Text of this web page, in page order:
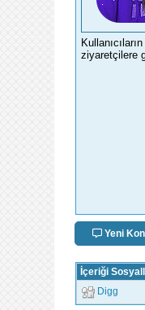
ziyaretçilere
Yeni
İçeriği
Digg